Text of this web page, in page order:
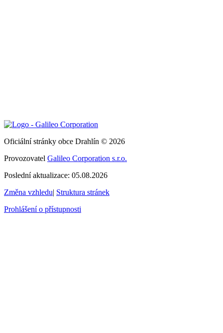
Oficiální stránky obce Drahlín © 2026
Provozovatel Galileo Corporation s.r.o.
Poslední aktualizace: 05.08.2026
Změna vzhledu| Struktura stránek
Prohlášení o přístupnosti